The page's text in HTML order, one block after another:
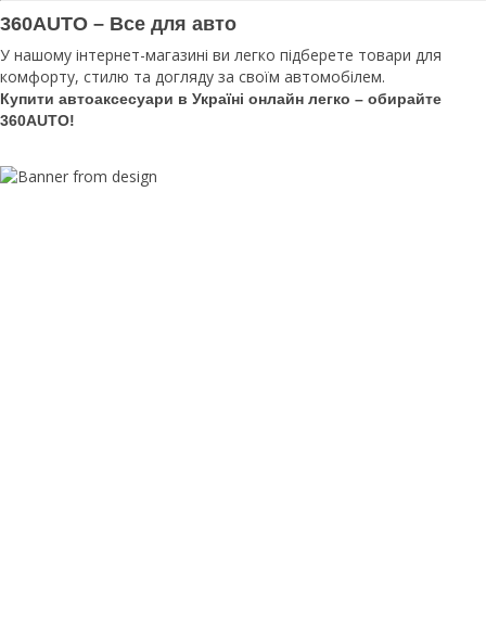
360AUTO – Все для авто
У нашому інтернет-магазині ви легко підберете товари для
комфорту, стилю та догляду за своїм автомобілем.
Купити автоаксесуари в Україні онлайн легко – обирайте
360AUTO!